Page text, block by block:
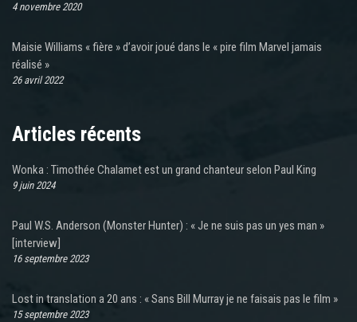
4 novembre 2020
Maisie Williams « fière » d’avoir joué dans le « pire film Marvel jamais
réalisé »
26 avril 2022
Articles récents
Wonka : Timothée Chalamet est un grand chanteur selon Paul King
9 juin 2024
Paul W.S. Anderson (Monster Hunter) : « Je ne suis pas un yes man »
[interview]
16 septembre 2023
Lost in translation a 20 ans : « Sans Bill Murray je ne faisais pas le film »
15 septembre 2023